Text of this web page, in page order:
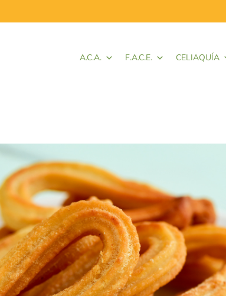
A.C.A. F.A.C.E. CELIAQUÍA